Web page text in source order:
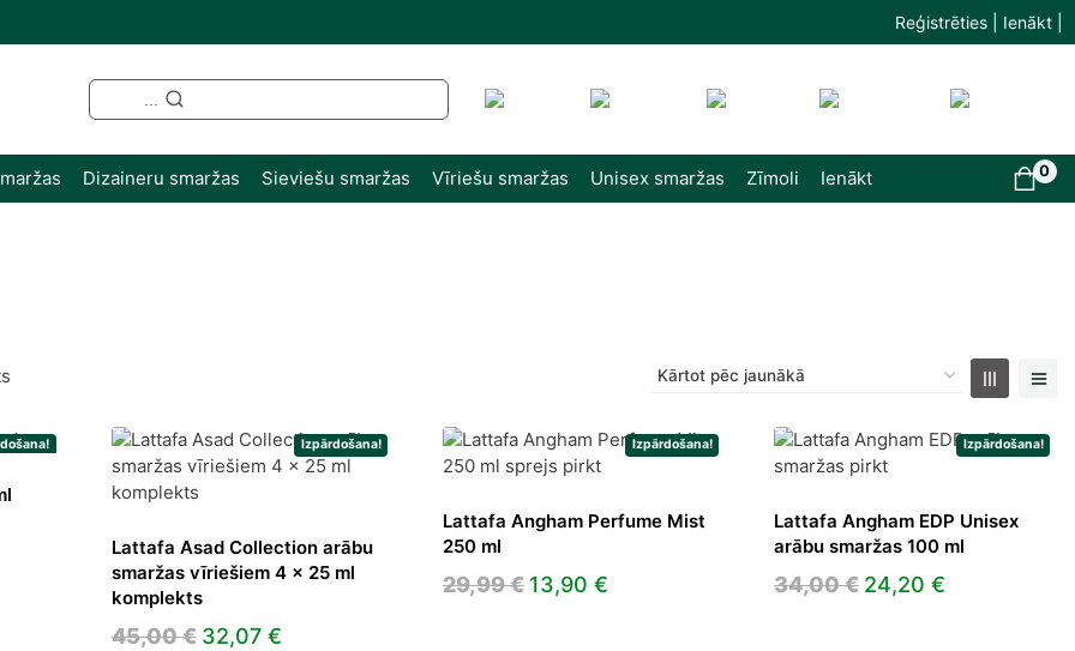
Reģistrēties | Ienākt |
Dizaineru smaržas Sieviešu smaržas Vīriešu smaržas Unisex smaržas Zīmoli Ienākt 0
Sorted
latest
Izpārdošana!
Lattafa Asad Collection arābu
smaržas vīriešiem 4 x 25 ml
komplekts
45,00€ Original
32,07 €Current
Izpārdošana!
Lattafa Angham Perfume Mist
250 ml
29,99€ Original
13,90 €Current
Izpārdošana!
Lattafa Angham EDP Unisex
arābu smaržas 100 ml
34,00€ Original
24,20 €Current